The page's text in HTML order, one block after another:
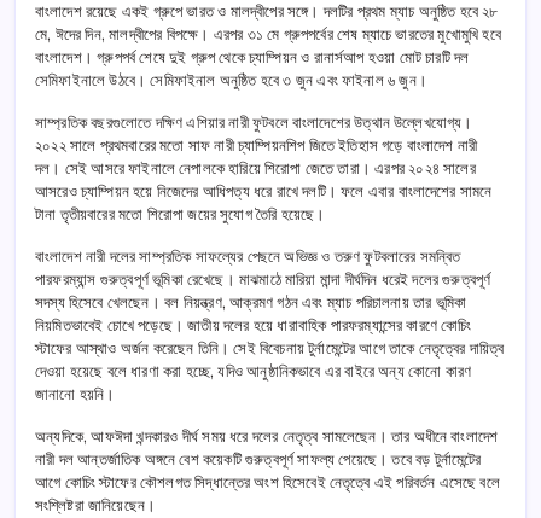
বাংলাদেশ রয়েছে একই গ্রুপে ভারত ও মালদ্বীপের সঙ্গে। দলটির প্রথম ম্যাচ অনুষ্ঠিত হবে ২৮
মে, ঈদের দিন, মালদ্বীপের বিপক্ষে। এরপর ৩১ মে গ্রুপপর্বের শেষ ম্যাচে ভারতের মুখোমুখি হবে
বাংলাদেশ। গ্রুপপর্ব শেষে দুই গ্রুপ থেকে চ্যাম্পিয়ন ও রানার্সআপ হওয়া মোট চারটি দল
সেমিফাইনালে উঠবে। সেমিফাইনাল অনুষ্ঠিত হবে ৩ জুন এবং ফাইনাল ৬ জুন।
সাম্প্রতিক বছরগুলোতে দক্ষিণ এশিয়ার নারী ফুটবলে বাংলাদেশের উত্থান উল্লেখযোগ্য।
২০২২ সালে প্রথমবারের মতো সাফ নারী চ্যাম্পিয়নশিপ জিতে ইতিহাস গড়ে বাংলাদেশ নারী
দল। সেই আসরে ফাইনালে নেপালকে হারিয়ে শিরোপা জেতে তারা। এরপর ২০২৪ সালের
আসরেও চ্যাম্পিয়ন হয়ে নিজেদের আধিপত্য ধরে রাখে দলটি। ফলে এবার বাংলাদেশের সামনে
টানা তৃতীয়বারের মতো শিরোপা জয়ের সুযোগ তৈরি হয়েছে।
বাংলাদেশ নারী দলের সাম্প্রতিক সাফল্যের পেছনে অভিজ্ঞ ও তরুণ ফুটবলারের সমন্বিত
পারফরম্যান্স গুরুত্বপূর্ণ ভূমিকা রেখেছে। মাঝমাঠে মারিয়া মান্দা দীর্ঘদিন ধরেই দলের গুরুত্বপূর্ণ
সদস্য হিসেবে খেলছেন। বল নিয়ন্ত্রণ, আক্রমণ গঠন এবং ম্যাচ পরিচালনায় তার ভূমিকা
নিয়মিতভাবেই চোখে পড়েছে। জাতীয় দলের হয়ে ধারাবাহিক পারফরম্যান্সের কারণে কোচিং
স্টাফের আস্থাও অর্জন করেছেন তিনি। সেই বিবেচনায় টুর্নামেন্টের আগে তাকে নেতৃত্বের দায়িত্ব
দেওয়া হয়েছে বলে ধারণা করা হচ্ছে, যদিও আনুষ্ঠানিকভাবে এর বাইরে অন্য কোনো কারণ
জানানো হয়নি।
অন্যদিকে, আফঈদা খন্দকারও দীর্ঘ সময় ধরে দলের নেতৃত্ব সামলেছেন। তার অধীনে বাংলাদেশ
নারী দল আন্তর্জাতিক অঙ্গনে বেশ কয়েকটি গুরুত্বপূর্ণ সাফল্য পেয়েছে। তবে বড় টুর্নামেন্টের
আগে কোচিং স্টাফের কৌশলগত সিদ্ধান্তের অংশ হিসেবেই নেতৃত্বে এই পরিবর্তন এসেছে বলে
সংশ্লিষ্টরা জানিয়েছেন।